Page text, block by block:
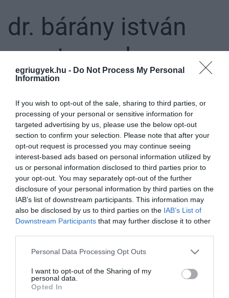
egriugyek.hu - Do Not Process My Personal
Information
If you wish to opt-out of the sale, sharing to third parties, or
processing of your personal or sensitive information for
targeted advertising by us, please use the below opt-out
section to confirm your selection. Please note that after your
opt-out request is processed you may continue seeing
interest-based ads based on personal information utilized by
us or personal information disclosed to third parties prior to
your opt-out. You may separately opt-out of the further
disclosure of your personal information by third parties on the
IAB’s list of downstream participants. This information may
also be disclosed by us to third parties on the IAB’s List of
Downstream Participants that may further disclose it to other
Please note that this website/app uses one or more Google
not limited to your visit or usage behaviour. You may click to
grant or deny consent to Google and its third-party tags to
use your data for below specified purposes in below Google
Personal Data Processing Opt Outs
I want to opt-out of the Sharing of my
personal data.
Opted In
dr. bárány istván
sportuszoda
KORSZERŰEN FŰTÖTT SÁTOR ALATT ÚSZHATNAK
2021. január 11 |Eger ügye
A járványhelyzet okozta nehézségek ellenére az Egri Termál- és
Strandfürdő a 2020-2021. téli szezonban régi ígéretét teljesíti:
megoldódott a versenymedence fölé épített sátor fűtésének
problémája....
NYIT AZ EGRI STRAND, DE A GYEREKEK CSAK AKKOR MEHETNEK
BE, HA A SZÜLŐKNEK VAN VÉDETTSÉGI IGAZOLVÁNYUK
2021. május 08|Eger ügye
Egy héttel az egri Termál- és Strandfürdő, valamint a Török Fürdő
nyitása előtt összefoglaljuk, mit érdemes tudni, ha valaki 18 év
alatti gyermekével szeretne bejutni az egri fürdőkbe, amelyek
LEBONTJÁK AZ EGYKORI PUTYI KOCSMÁT, EGYSZER MAJD
ÉPÜLETEK IS LEHETNEK A HELYÉN
2022. november 24